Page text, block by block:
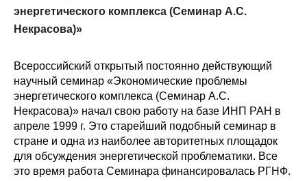
Кафедра МАДИ
Об аспирантуре
Поступление
Обучение
Нормативные документы
энергетического комплекса (Семинар А.С.
Некрасова)»
Всероссийский открытый постоянно действующий
научный семинар «Экономические проблемы
энергетического комплекса (Семинар А.С.
Некрасова)» начал свою работу на базе ИНП РАН в
апреле 1999 г. Это старейший подобный семинар в
стране и одна из наиболее авторитетных площадок
для обсуждения энергетической проблематики. Все
это время работа Семинара финансировалась РГНФ.